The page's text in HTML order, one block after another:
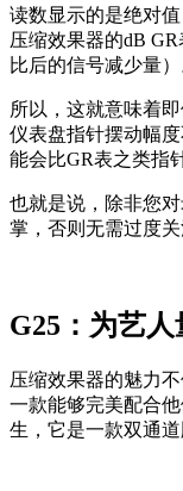
读数显示的是绝对
压缩效果器的dB
比后的信号减少量）
所以，这就意味着即
仪表盘指针摆动幅
能会比GR表之类指
也就是说，除非您
掌，否则无需过度
G25：为艺
压缩效果器的魅力
一款能够完美配合
生，它是一款双通